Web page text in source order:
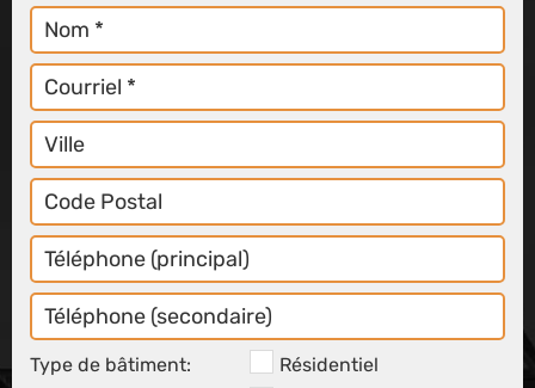
Nom
Courriel
Ville
Code
Postal
Téléphone
Principal
Téléphone
Secondaire
Type de bâtiment:
Résidentiel